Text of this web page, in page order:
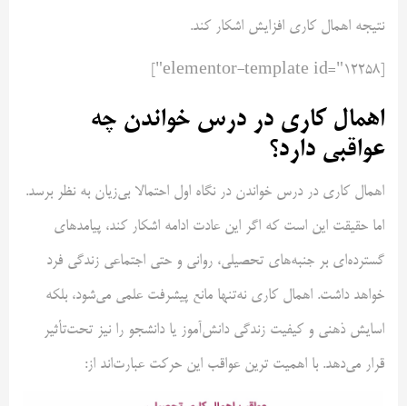
نتیجه اهمال کاری افزایش اشکار کند.
اهمال کاری در درس خواندن چه
عواقبی دارد؟
اهمال کاری در درس خواندن در نگاه اول احتمالا بی‌زیان به نظر برسد.
اما حقیقت این است که اگر این عادت ادامه اشکار کند، پیامدهای
گسترده‌ای بر جنبه‌های تحصیلی، روانی و حتی اجتماعی زندگی فرد
خواهد داشت. اهمال کاری نه‌تنها مانع پیشرفت علمی می‌شود، بلکه
اسایش ذهنی و کیفیت زندگی دانش‌آموز یا دانشجو را نیز تحت‌تأثیر
قرار می‌دهد. با اهمیت ترین عواقب این حرکت عبارت‌اند از: